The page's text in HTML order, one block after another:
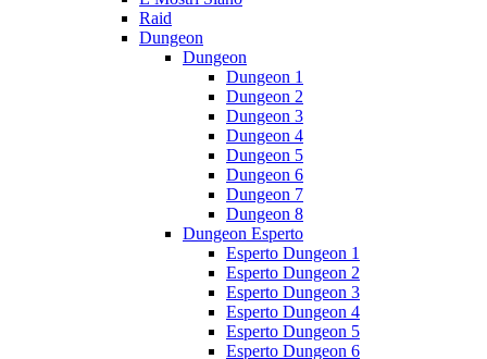
Raid
Dungeon
Dungeon
Dungeon 1
Dungeon 2
Dungeon 3
Dungeon 4
Dungeon 5
Dungeon 6
Dungeon 7
Dungeon 8
Dungeon Esperto
Esperto Dungeon 1
Esperto Dungeon 2
Esperto Dungeon 3
Esperto Dungeon 4
Esperto Dungeon 5
Esperto Dungeon 6